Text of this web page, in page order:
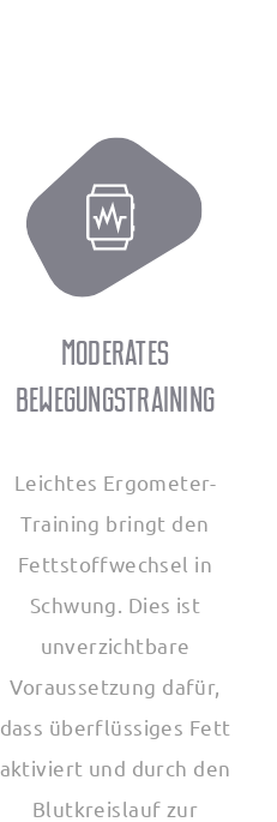
Moderates
Bewegungstraining
Leichtes Ergometer-
Training bringt den
Fettstoffwechsel in
Schwung. Dies ist
unverzichtbare
Voraussetzung dafür,
dass überflüssiges Fett
aktiviert und durch den
Blutkreislauf zur